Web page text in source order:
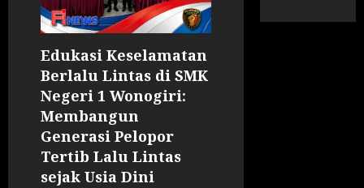
Edukasi Keselamatan
Berlalu Lintas di SMK
Negeri 1 Wonogiri:
Membangun
Generasi Pelopor
Tertib Lalu Lintas
sejak Usia Dini